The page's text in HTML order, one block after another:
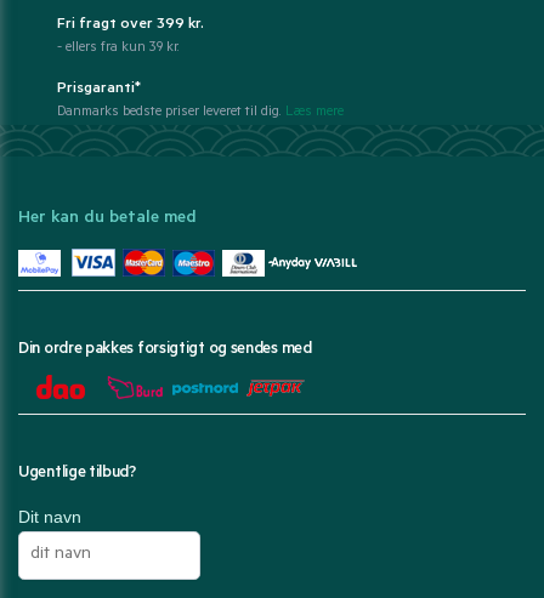
Fri fragt over 399 kr.
- ellers fra kun 39 kr.
Prisgaranti*
Danmarks bedste priser leveret til dig. Læs mere
Her kan du betale med
Din ordre pakkes forsigtigt og sendes med
Ugentlige tilbud?
Dit navn